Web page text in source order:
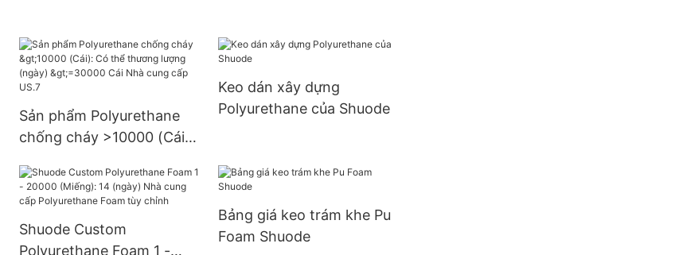
Sản phẩm Polyurethane
chống cháy >10000 (Cái):
(ngày) >=30000 Cái Nhà
cung cấp US.7
Keo dán xây dựng
Polyurethane của Shuode
Shuode Custom
Polyurethane Foam 1 -
Bảng giá keo trám khe Pu
Foam Shuode